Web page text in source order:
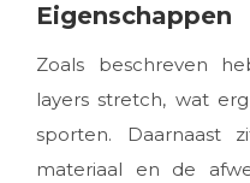
Eigenschappen
Zoals beschreven
layers stretch, wat
sporten.
materiaal en de